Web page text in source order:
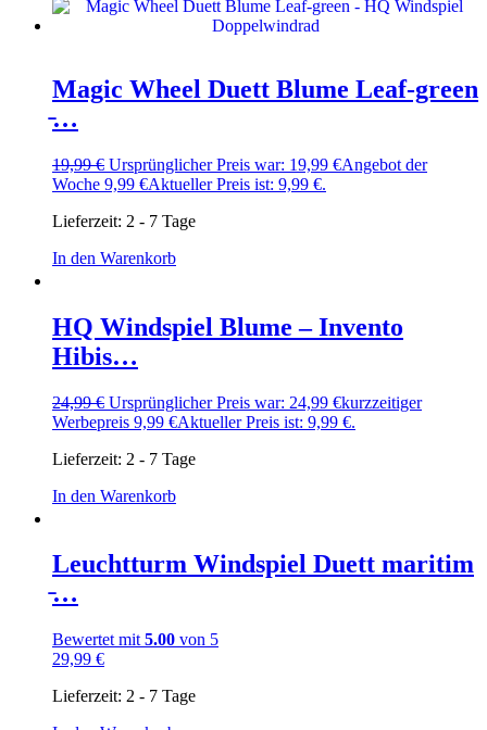
Magic Wheel Duett Blume Leaf-green
̵…
19,99€ Ursprünglicher Preis war: 19,99 €Angebot der
Woche 9,99 €Aktueller Preis ist: 9,99 €.
Lieferzeit: 2 - 7 Tage
In den Warenkorb
HQ Windspiel Blume – Invento
Hibis…
24,99€ Ursprünglicher Preis war: 24,99 €kurzzeitiger
Werbepreis 9,99 €Aktueller Preis ist: 9,99 €.
Lieferzeit: 2 - 7 Tage
In den Warenkorb
Leuchtturm Windspiel Duett maritim
̵…
Bewertet mit 5.00 von 5
29,99 €
Lieferzeit: 2 - 7 Tage